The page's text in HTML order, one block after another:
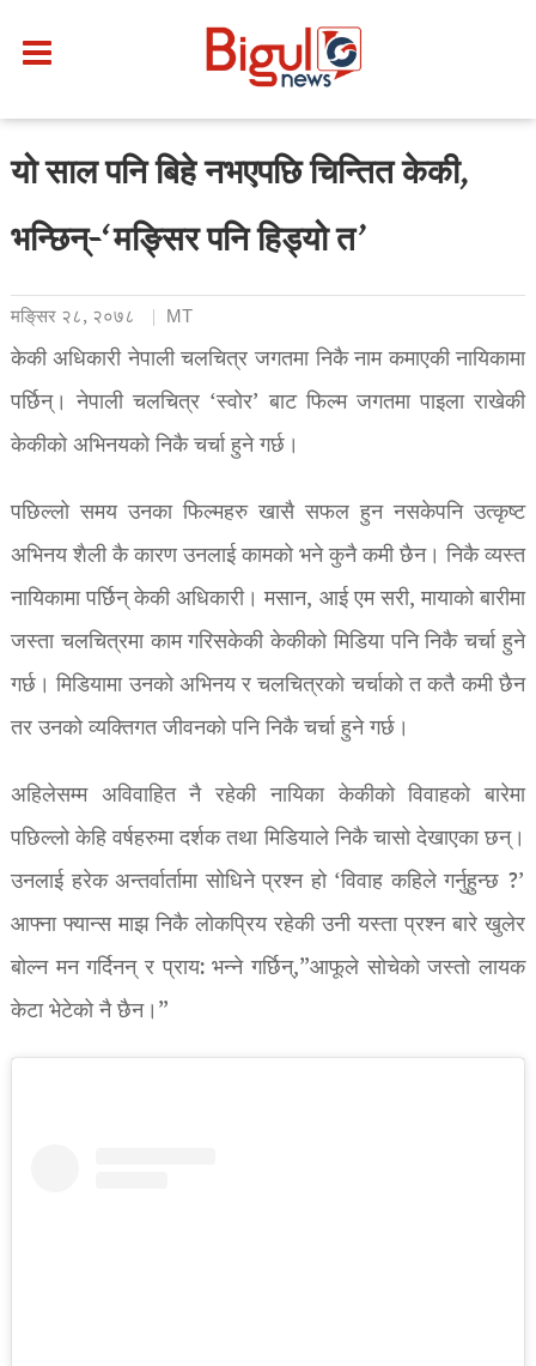
यो साल पनि बिहे नभएपछि चिन्तित केकी,
भन्छिन्-‘मङ्सिर पनि हिड्यो त’
मङि्सर २८, २०७८ MT
केकी अधिकारी नेपाली चलचित्र जगतमा निकै नाम कमाएकी नायिकामा
पर्छिन्। नेपाली चलचित्र ‘स्वोर’ बाट फिल्म जगतमा पाइला राखेकी
केकीको अभिनयको निकै चर्चा हुने गर्छ।
पछिल्लो समय उनका फिल्महरु खासै सफल हुन नसकेपनि उत्कृष्ट
अभिनय शैली कै कारण उनलाई कामको भने कुनै कमी छैन। निकै व्यस्त
नायिकामा पर्छिन् केकी अधिकारी। मसान, आई एम सरी, मायाको बारीमा
जस्ता चलचित्रमा काम गरिसकेकी केकीको मिडिया पनि निकै चर्चा हुने
गर्छ। मिडियामा उनको अभिनय र चलचित्रको चर्चाको त कतै कमी छैन
तर उनको व्यक्तिगत जीवनको पनि निकै चर्चा हुने गर्छ।
अहिलेसम्म अविवाहित नै रहेकी नायिका केकीको विवाहको बारेमा
पछिल्लो केहि वर्षहरुमा दर्शक तथा मिडियाले निकै चासो देखाएका छन्।
उनलाई हरेक अन्तर्वार्तामा सोधिने प्रश्न हो ‘विवाह कहिले गर्नुहुन्छ ?’
आफ्ना फ्यान्स माझ निकै लोकप्रिय रहेकी उनी यस्ता प्रश्न बारे खुलेर
बोल्न मन गर्दिनन् र प्राय: भन्ने गर्छिन्,”आफूले सोचेको जस्तो लायक
केटा भेटेको नै छैन।”